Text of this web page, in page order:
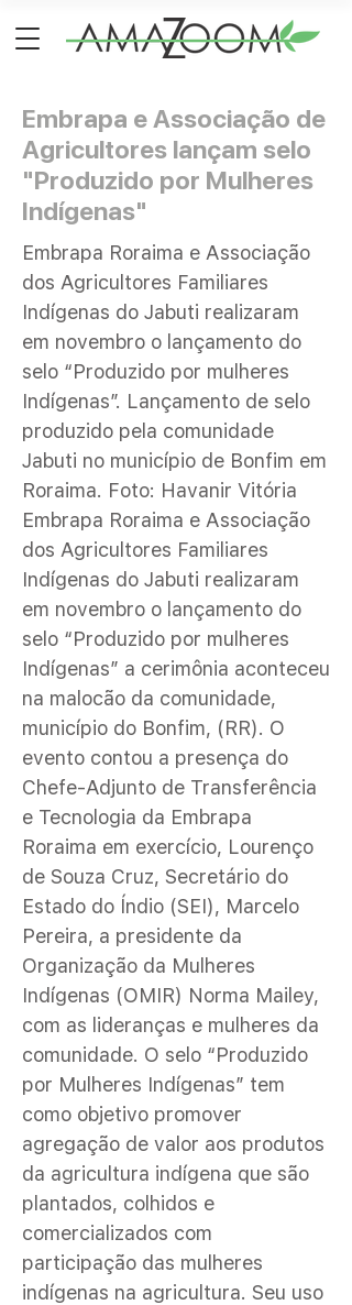
Embrapa e Associação de
Agricultores lançam selo
"Produzido por Mulheres
Indígenas"
Embrapa Roraima e Associação
dos Agricultores Familiares
Indígenas do Jabuti realizaram
em novembro o lançamento do
selo “Produzido por mulheres
Indígenas”. Lançamento de selo
produzido pela comunidade
Jabuti no município de Bonfim em
Roraima. Foto: Havanir Vitória
Embrapa Roraima e Associação
dos Agricultores Familiares
Indígenas do Jabuti realizaram
em novembro o lançamento do
selo “Produzido por mulheres
Indígenas” a cerimônia aconteceu
na malocão da comunidade,
município do Bonfim, (RR). O
evento contou a presença do
Chefe-Adjunto de Transferência
e Tecnologia da Embrapa
Roraima em exercício, Lourenço
de Souza Cruz, Secretário do
Estado do Índio (SEI), Marcelo
Pereira, a presidente da
Organização da Mulheres
Indígenas (OMIR) Norma Mailey,
com as lideranças e mulheres da
comunidade. O selo “Produzido
por Mulheres Indígenas” tem
como objetivo promover
agregação de valor aos produtos
da agricultura indígena que são
plantados, colhidos e
comercializados com
participação das mulheres
indígenas na agricultura. Seu uso